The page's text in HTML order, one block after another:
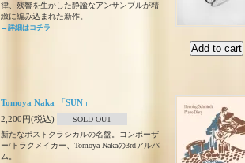
律、残響を生かした静謐なアンサンブルが精
緻に編み込まれた新作。
→詳細はコチラ
Tomoya Naka 「SUN」
2,200円(税込)
SOLD OUT
新たなポストクラシカルの名盤。コンポーザ
ー/トラクメイカー、Tomoya Nakaの3rdアルバ
ム。